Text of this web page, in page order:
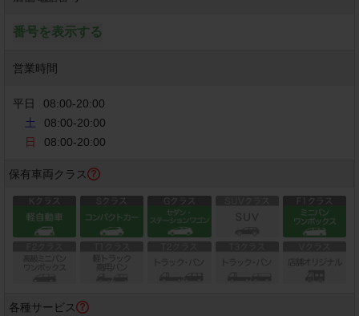
（さが維新広場）交差点を左折し、
↓
番号を表示する
営業時間
平日 08:00-20:00
土
08:00-20:00
日
08:00-20:00
保有車両クラス
各種サービス